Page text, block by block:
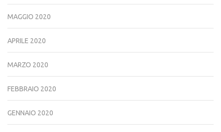
MAGGIO 2020
APRILE 2020
MARZO 2020
FEBBRAIO 2020
GENNAIO 2020